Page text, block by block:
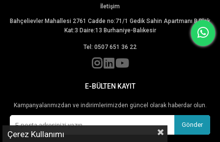
İletişim
Bahçelievler Mahallesi 2761 Cadde no:71/1 Gedik Sahin Apartmanı B Blok
Kat:3 Daire:13 Burhaniye-Balıkesir
Tel: 0507 651 36 22
E-BÜLTEN KAYIT
Kampanyalarımızdan ve indirimlerimizden güncel olarak haberdar olun.
Gönder
Çerez Kullanımı